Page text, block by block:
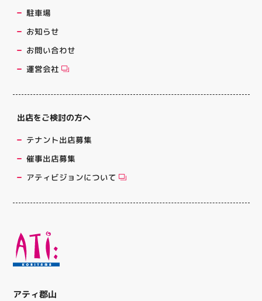
アティ郡山
駐車場
お知らせ
お問い合わせ
運営会社
出店をご検討の方へ
テナント出店募集
催事出店募集
アティビジョンについて